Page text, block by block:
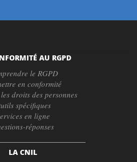
AU RGPD
le RGPD
en conformité
droits des personnes
spécifiques
en ligne
réponses
LA CNIL